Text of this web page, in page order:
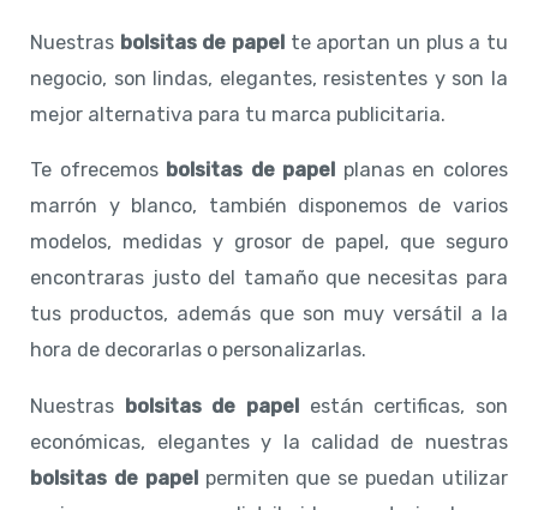
Nuestras bolsitas de papel te aportan un plus a tu
negocio, son lindas, elegantes, resistentes y son la
mejor alternativa para tu marca publicitaria.
Te ofrecemos bolsitas de papel planas en colores
marrón y blanco, también disponemos de varios
modelos, medidas y grosor de papel, que seguro
encontraras justo del tamaño que necesitas para
tus productos, además que son muy versátil a la
hora de decorarlas o personalizarlas.
Nuestras bolsitas de papel están certificas, son
económicas, elegantes y la calidad de nuestras
bolsitas de papelpermiten que se puedan utilizar